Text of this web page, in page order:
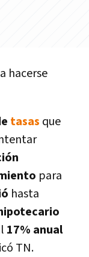
hacerse
tasas que
para
hasta
17% anual
TN.